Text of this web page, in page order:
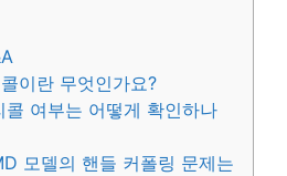
이란 무엇인가요?
콜 여부는 어떻게 확인하나
모델의 핸들 커폴링 문제는